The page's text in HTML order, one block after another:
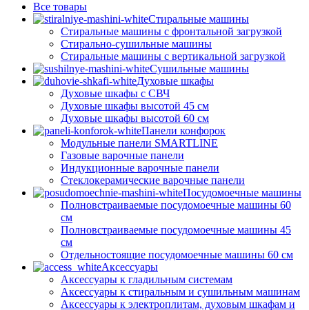
Все товары
Стиральные машины
Стиральные машины с фронтальной загрузкой
Стирально-сушильные машины
Стиральные машины с вертикальной загрузкой
Сушильные машины
Духовые шкафы
Духовые шкафы с СВЧ
Духовые шкафы высотой 45 см
Духовые шкафы высотой 60 см
Панели конфорок
Модульные панели SMARTLINE
Газовые варочные панели
Индукционные варочные панели
Стеклокерамические варочные панели
Посудомоечные машины
Полновстраиваемые посудомоечные машины 60
см
Полновстраиваемые посудомоечные машины 45
см
Отдельностоящие посудомоечные машины 60 см
Аксессуары
Аксессуары к гладильным системам
Аксессуары к стиральным и сушильным машинам
Аксессуары к электроплитам, духовым шкафам и